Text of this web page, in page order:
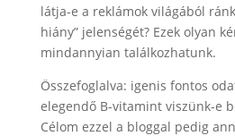
látja-e a reklámok világából
hiány” jelenségét? Ezek olyan
mindannyian találkozhatunk.
Összefoglalva: igenis fontos
elegendő B-vitamint viszünk-e
Célom ezzel a bloggal pedig